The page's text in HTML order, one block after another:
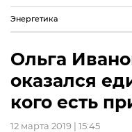
Энергетика
Ольга
оказался
кого есть
12 марта 2019 | 15:45